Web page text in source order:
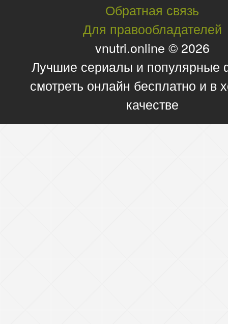
Обратная связь
Для правообладателей
vnutri.online © 2026
Лучшие сериалы и
смотреть онлайн бесплатно и в
качестве